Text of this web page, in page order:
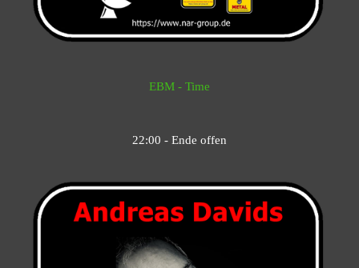
EBM - Time
22:00 - Ende offen